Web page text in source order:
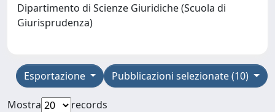
Dipartimento di Scienze Giuridiche (Scuola di
Giurisprudenza)
Pubblicazioni selezionate (10)
Esportazione
Mostra
records